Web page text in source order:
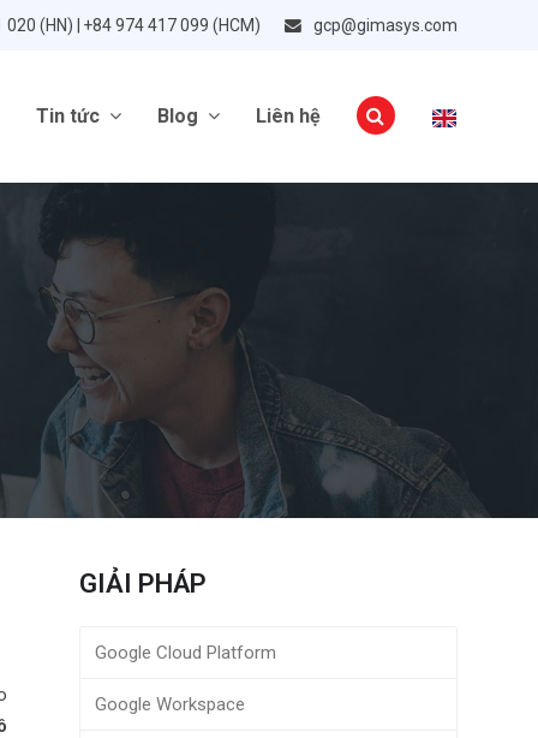
(HN) | +84 974 417 099 (HCM) gcp@gimasys.com
Tin tức Blog Liên hệ
GIẢI PHÁP
Google Cloud Platform
Google Workspace